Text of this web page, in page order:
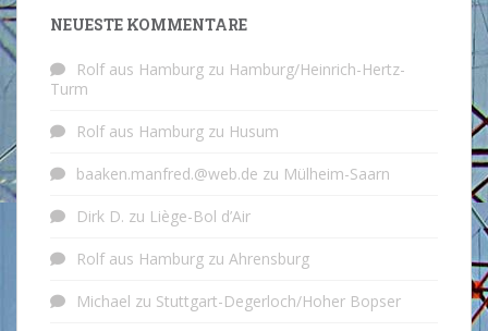
NEUESTE KOMMENTARE
Rolf aus Hamburg zu Hamburg/Heinrich-Hertz-
Turm
Rolf aus Hamburg zu Husum
baaken.manfred.@web.de zu Mülheim-Saarn
Dirk D. zu Liège-Bol d’Air
Rolf aus Hamburg zu Ahrensburg
Michael zu Stuttgart-Degerloch/Hoher Bopser